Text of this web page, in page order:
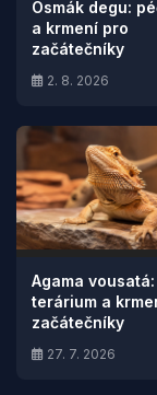
Osmák degu:
a krmení pro
začátečníky
2. 8. 2026
Agama vousatá:
terárium a
začátečníky
27. 7. 2026